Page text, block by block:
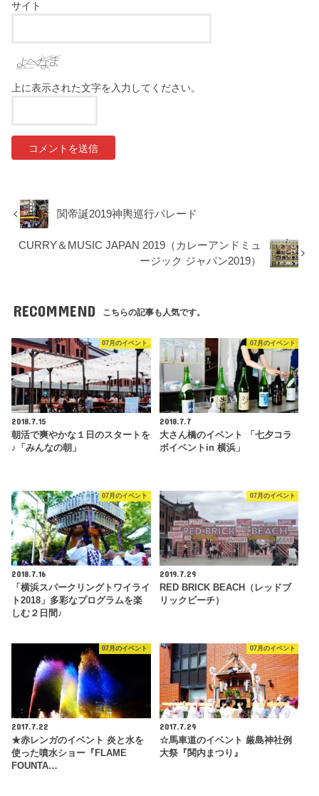
サイト
上に表示された文字を入力してください。
関帝誕2019神輿巡行パレード
CURRY＆MUSIC JAPAN 2019（カレーアンドミュ
ージック ジャパン2019）
RECOMMEND こちらの記事も人気です。
07月のイベント
2018.7.15
朝活で爽やかな１日のスタートを
♪「みんなの朝」
07月のイベント
2018.7.7
大さん橋のイベント 「七夕コラ
ボイベントin 横浜」
07月のイベント
2018.7.16
「横浜スパークリングトワイライ
ト2018」多彩なプログラムを楽
しむ２日間♪
07月のイベント
2019.7.29
RED BRICK BEACH（レッドブ
リックビーチ）
07月のイベント
2017.7.22
★赤レンガのイベント 炎と水を
使った噴水ショー『FLAME
FOUNTA…
07月のイベント
2017.7.29
☆馬車道のイベント 厳島神社例
大祭『関内まつり』